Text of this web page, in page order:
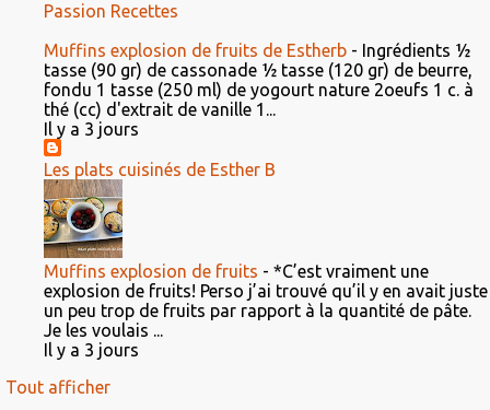
Passion Recettes
Muffins explosion de fruits de Estherb - Ingrédients ½
tasse (90 gr) de cassonade ½ tasse (120 gr) de beurre,
fondu 1 tasse (250 ml) de yogourt nature 2oeufs 1 c. à
thé (cc) d'extrait de vanille 1...
Il y a 3 jours
Les plats cuisinés de Esther B
Muffins explosion de fruits - *C’est vraiment une
explosion de fruits! Perso j’ai trouvé qu’il y en avait juste
un peu trop de fruits par rapport à la quantité de pâte.
Je les voulais ...
Il y a 3 jours
Tout afficher